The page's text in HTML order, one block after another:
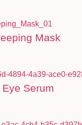
Mask
Serum